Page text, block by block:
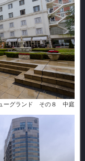
ーグランド その８ 中庭